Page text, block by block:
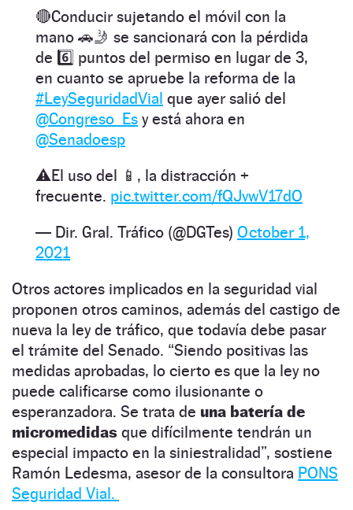
🔴Conducir sujetando el móvil con la
mano 🚗🤳 se sancionará con la pérdida
de 6️⃣ puntos del permiso en lugar de 3,
en cuanto se apruebe la reforma de la
#LeySeguridadVial que ayer salió del
@Congreso_Es y está ahora en
@Senadoesp
⚠️El uso del 📱, la distracción +
frecuente. pic.twitter.com/fQJvwV17dO
— Dir. Gral. Tráfico (@DGTes) October 1,
2021
Otros actores implicados en la seguridad vial
proponen otros caminos, además del castigo de
nueva la ley de tráfico, que todavía debe pasar
el trámite del Senado. “Siendo positivas las
medidas aprobadas, lo cierto es que la ley no
puede calificarse como ilusionante o
esperanzadora. Se trata de una batería de
micromedidas que difícilmente tendrán un
especial impacto en la siniestralidad”, sostiene
Ramón Ledesma, asesor de la consultora PONS
Seguridad Vial.